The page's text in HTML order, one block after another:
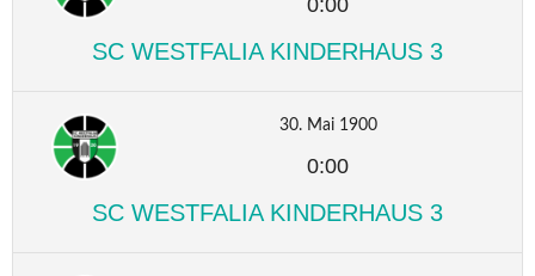
SC WESTFALIA KINDERHAUS 3
30. Mai 1900
0:00
SC WESTFALIA KINDERHAUS 3